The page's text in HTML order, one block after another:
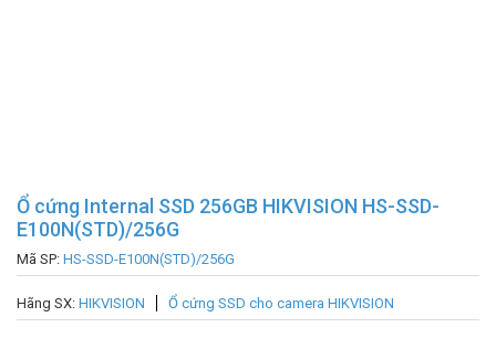
Ổ cứng Internal SSD 256GB HIKVISION HS-SSD-
E100N(STD)/256G
Mã SP: HS-SSD-E100N(STD)/256G
Hãng SX: HIKVISION Ổ cứng SSD cho camera HIKVISION